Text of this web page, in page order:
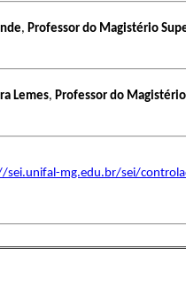
, Professor do Magistério
Lemes, Professor do
sei.unifal-mg.edu.br/sei/